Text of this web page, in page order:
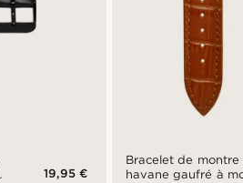
19,95 €
Bracelet de montre
havane gaufré à